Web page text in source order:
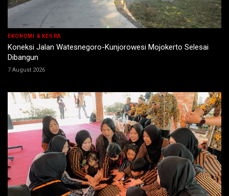
EKONOMI & KESRA
Koneksi Jalan Watesnegoro-Kunjorowesi Mojokerto Selesai
Dibangun
7 August 2026